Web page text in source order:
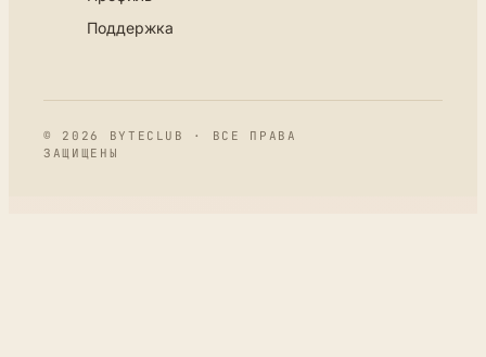
Поддержка
© 2026 BYTECLUB · ВСЕ ПРАВА
ЗАЩИЩЕНЫ